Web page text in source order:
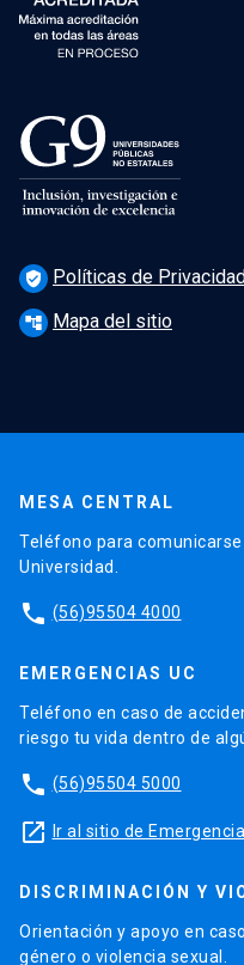
verified_user Políticas de
account_tree Mapa del sitio
MESA CENTRAL
Teléfono para
Universidad.
phone (56)95504 4000
EMERGENCIAS UC
Teléfono en caso de
riesgo tu vida dentro de
phone (56)95504 5000
launch Ir al sitio de
DISCRIMINACIÓN Y
Orientación y apoyo en
género o violencia sexual.